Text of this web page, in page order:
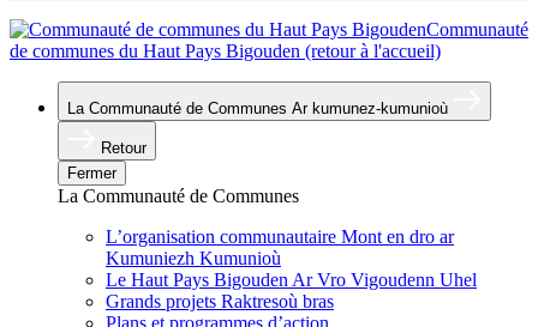
Communauté
de communes du Haut Pays Bigouden (retour à l'accueil)
La Communauté de Communes Ar kumunez-kumunioù
Retour
Fermer
La Communauté de Communes
L’organisation communautaire Mont en dro ar
Kumuniezh Kumunioù
Le Haut Pays Bigouden Ar Vro Vigoudenn Uhel
Grands projets Raktresoù bras
Plans et programmes d’action